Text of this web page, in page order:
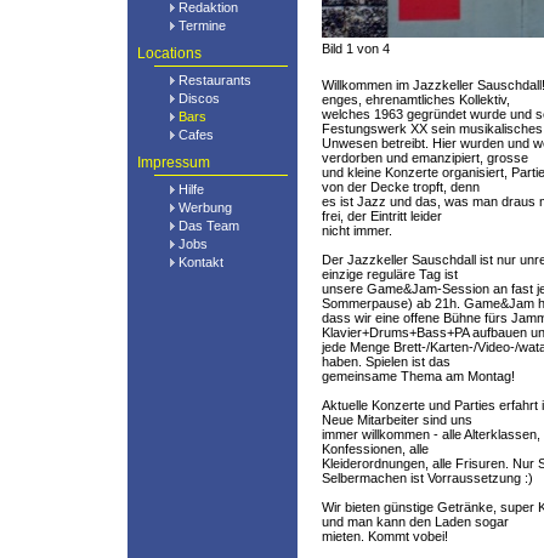
Redaktion
Termine
Locations
Restaurants
Discos
Bars
Cafes
Impressum
Hilfe
Werbung
Das Team
Jobs
Kontakt
Bild 1 von 4
Willkommen im Jazzkeller
enges, ehrenamtliches Kollektiv,
welches 1963 gegründet wurde und
Festungswerk XX sein musikalisches
Unwesen betreibt. Hier wurden und
verdorben und emanzipiert, grosse
und kleine Konzerte organisiert,
von der Decke tropft, denn
es ist Jazz und das, was man draus
frei, der Eintritt leider
nicht immer.
Der Jazzkeller Sauschdall ist nur
einzige reguläre Tag ist
unsere Game&Jam-Session an fast
Sommerpause) ab 21h. Game&Jam
dass wir eine offene Bühne fürs
Klavier+Drums+Bass+PA aufbauen
jede Menge Brett-/Karten-/Video-/
haben. Spielen ist das
gemeinsame Thema am Montag!
Aktuelle Konzerte und Parties erfahrt
Neue Mitarbeiter sind uns
immer willkommen - alle
Konfessionen, alle
Kleiderordnungen, alle Frisuren. Nur
Selbermachen ist Vorraussetzung :)
Wir bieten günstige Getränke, super
und man kann den Laden sogar
mieten. Kommt vobei!